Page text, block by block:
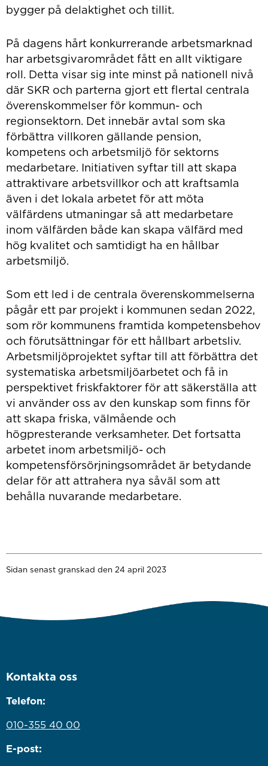
bygger på delaktighet och tillit.
På dagens hårt konkurrerande arbetsmarknad
har arbetsgivarområdet fått en allt viktigare
roll. Detta visar sig inte minst på nationell nivå
där SKR och parterna gjort ett flertal centrala
överenskommelser för kommun- och
regionsektorn. Det innebär avtal som ska
förbättra villkoren gällande pension,
kompetens och arbetsmiljö för sektorns
medarbetare. Initiativen syftar till att skapa
attraktivare arbetsvillkor och att kraftsamla
även i det lokala arbetet för att möta
välfärdens utmaningar så att medarbetare
inom välfärden både kan skapa välfärd med
hög kvalitet och samtidigt ha en hållbar
arbetsmiljö.
Som ett led i de centrala överenskommelserna
pågår ett par projekt i kommunen sedan 2022,
som rör kommunens framtida kompetensbehov
och förutsättningar för ett hållbart arbetsliv.
Arbetsmiljöprojektet syftar till att förbättra det
systematiska arbetsmiljöarbetet och få in
perspektivet friskfaktorer för att säkerställa att
vi använder oss av den kunskap som finns för
att skapa friska, välmående och
högpresterande verksamheter. Det fortsatta
arbetet inom arbetsmiljö- och
kompetensförsörjningsområdet är betydande
delar för att attrahera nya såväl som att
behålla nuvarande medarbetare.
Sidan senast granskad den 24 april 2023
Kontakta oss
Telefon:
010-355 40 00
E-post: